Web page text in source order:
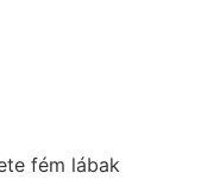
fém lábak